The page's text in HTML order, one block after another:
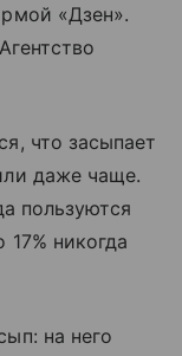
«Дзен».
Агентство
что засыпает
даже чаще.
пользуются
никогда
на него